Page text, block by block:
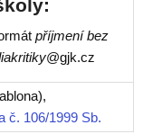
příjmení bez
@gjk.cz
č. 106/1999 Sb.